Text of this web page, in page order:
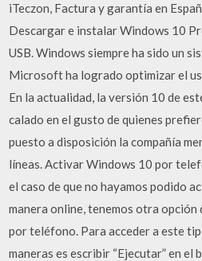
iTeczon, Factura y garantía en
Descargar e instalar Windows 10
USB. Windows siempre ha sido un
Microsoft ha logrado optimizar el
En la actualidad, la versión 10 de
calado en el gusto de quienes
puesto a disposición la compañía
líneas. Activar Windows 10 por
el caso de que no hayamos podido
manera online, tenemos otra
por teléfono. Para acceder a este
maneras es escribir “Ejecutar” en el